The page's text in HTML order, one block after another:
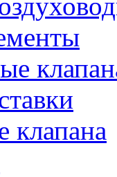
клапана